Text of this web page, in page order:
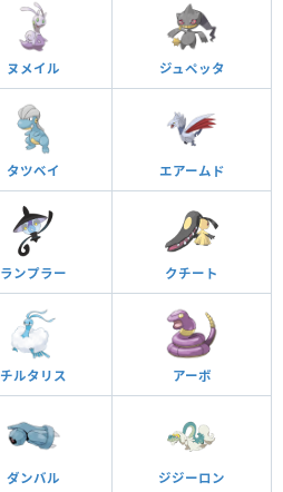
ヌメイル ジュペッタ
タツベイ エアームド
ランプラー クチート
チルタリス アーボ
ダンバル ジジーロン